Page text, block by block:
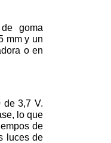
goma
mm y un
o en
de 3,7 V.
lo que
de
luces de